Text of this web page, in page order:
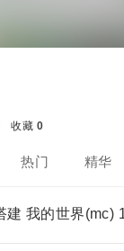
收藏 0
热门 精华